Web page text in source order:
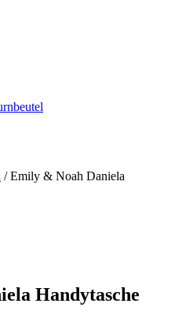
/ Emily & Noah Daniela
Handytasche